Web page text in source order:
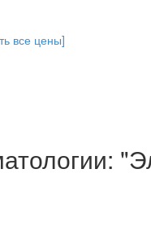
все цены]